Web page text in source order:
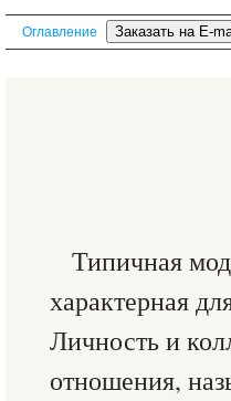
Оглавление
Типичная
характерная
Личность и
отношения,